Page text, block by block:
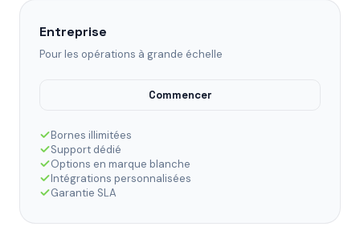
Entreprise
Pour les opérations à grande échelle
Commencer
Bornes illimitées
Support dédié
Options en marque blanche
Intégrations personnalisées
Garantie SLA